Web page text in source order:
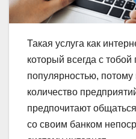
Такая услуга как
который всегда с тобой
популярностью,
количество
предпочитают
со своим банком